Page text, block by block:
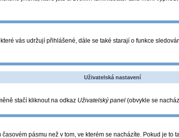
vás udržují přihlášené, dále se také starají o funkce
Uživatelská nastavení
stačí kliknout na odkaz Uživatelský panel (obvykle se
pásmu než v tom, ve kterém se nacházíte. Pokud je